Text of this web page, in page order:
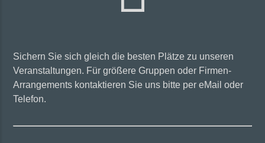
Sichern Sie sich gleich die besten Plätze zu unseren
Veranstaltungen. Für größere Gruppen oder Firmen-
Arrangements kontaktieren Sie uns bitte per eMail oder
Telefon.